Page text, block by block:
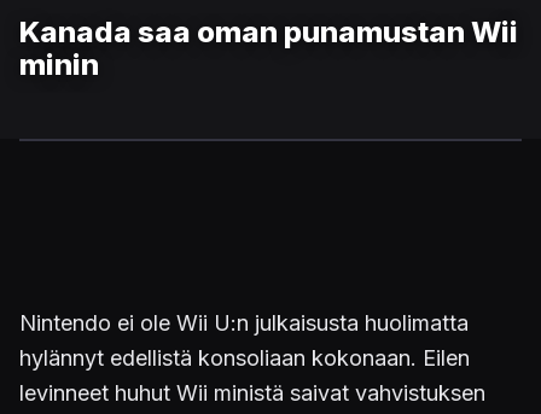
Kanada saa oman punamustan Wii
minin
Nintendo ei ole Wii U:n julkaisusta huolimatta
hylännyt edellistä konsoliaan kokonaan. Eilen
levinneet huhut Wii ministä saivat vahvistuksen